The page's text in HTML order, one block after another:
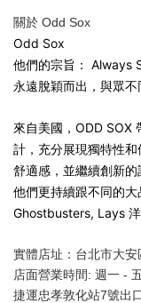
關於 Odd Sox
Odd Sox
他們的宗旨： Always
永遠脫穎而出，與眾不
來自美國， ODD SOX
計，充分展現獨特性
舒適感，並繼續創新的
他們更持續跟不同的大
Ghostbusters, Lays 洋
實體店址：台北市大
店面營業時間: 週一 -
捷運忠孝敦化站7號出